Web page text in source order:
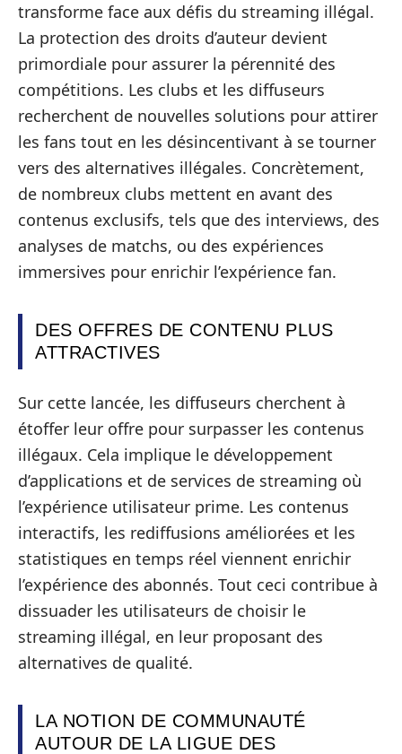
transforme face aux défis du streaming illégal.
La protection des droits d’auteur devient
primordiale pour assurer la pérennité des
compétitions. Les clubs et les diffuseurs
recherchent de nouvelles solutions pour attirer
les fans tout en les désincentivant à se tourner
vers des alternatives illégales. Concrètement,
de nombreux clubs mettent en avant des
contenus exclusifs, tels que des interviews, des
analyses de matchs, ou des expériences
immersives pour enrichir l’expérience fan.
DES OFFRES DE CONTENU PLUS
ATTRACTIVES
Sur cette lancée, les diffuseurs cherchent à
étoffer leur offre pour surpasser les contenus
illégaux. Cela implique le développement
d’applications et de services de streaming où
l’expérience utilisateur prime. Les contenus
interactifs, les rediffusions améliorées et les
statistiques en temps réel viennent enrichir
l’expérience des abonnés. Tout ceci contribue à
dissuader les utilisateurs de choisir le
streaming illégal, en leur proposant des
alternatives de qualité.
LA NOTION DE COMMUNAUTÉ
AUTOUR DE LA LIGUE DES